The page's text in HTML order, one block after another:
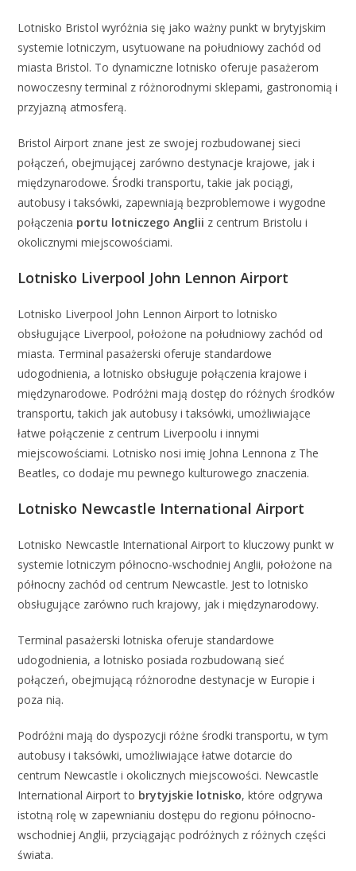
Lotnisko Bristol wyróżnia się jako ważny punkt w brytyjskim
systemie lotniczym, usytuowane na południowy zachód od
miasta Bristol. To dynamiczne lotnisko oferuje pasażerom
nowoczesny terminal z różnorodnymi sklepami, gastronomią i
przyjazną atmosferą.
Bristol Airport znane jest ze swojej rozbudowanej sieci
połączeń, obejmującej zarówno destynacje krajowe, jak i
międzynarodowe. Środki transportu, takie jak pociągi,
autobusy i taksówki, zapewniają bezproblemowe i wygodne
połączenia portu lotniczego Anglii z centrum Bristolu i
okolicznymi miejscowościami.
Lotnisko Liverpool John Lennon Airport
Lotnisko Liverpool John Lennon Airport to lotnisko
obsługujące Liverpool, położone na południowy zachód od
miasta. Terminal pasażerski oferuje standardowe
udogodnienia, a lotnisko obsługuje połączenia krajowe i
międzynarodowe. Podróżni mają dostęp do różnych środków
transportu, takich jak autobusy i taksówki, umożliwiające
łatwe połączenie z centrum Liverpoolu i innymi
miejscowościami. Lotnisko nosi imię Johna Lennona z The
Beatles, co dodaje mu pewnego kulturowego znaczenia.
Lotnisko Newcastle International Airport
Lotnisko Newcastle International Airport to kluczowy punkt w
systemie lotniczym północno-wschodniej Anglii, położone na
północny zachód od centrum Newcastle. Jest to lotnisko
obsługujące zarówno ruch krajowy, jak i międzynarodowy.
Terminal pasażerski lotniska oferuje standardowe
udogodnienia, a lotnisko posiada rozbudowaną sieć
połączeń, obejmującą różnorodne destynacje w Europie i
poza nią.
Podróżni mają do dyspozycji różne środki transportu, w tym
autobusy i taksówki, umożliwiające łatwe dotarcie do
centrum Newcastle i okolicznych miejscowości. Newcastle
International Airport to brytyjskie lotnisko, które odgrywa
istotną rolę w zapewnianiu dostępu do regionu północno-
wschodniej Anglii, przyciągając podróżnych z różnych części
świata.